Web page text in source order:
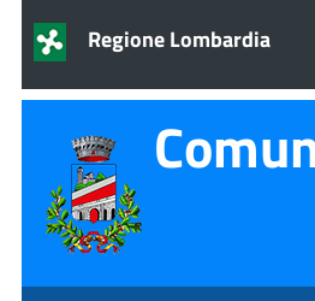
Regione Lombardia